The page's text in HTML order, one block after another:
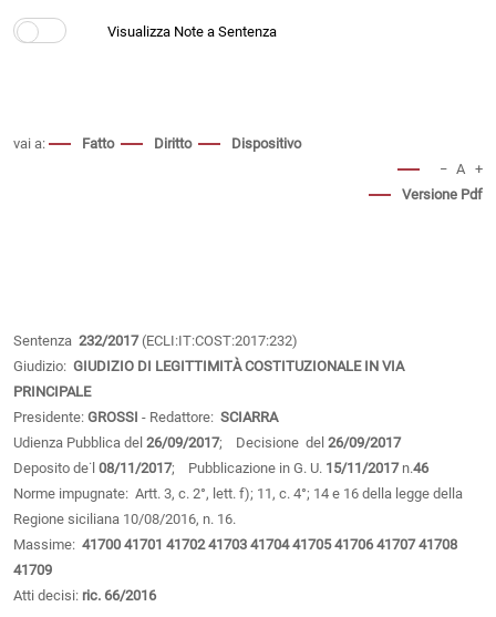
vai a: Fatto Diritto
Dispositivo
− A +
Versione Pdf
Sentenza 232/2017(ECLI:IT:COST:2017:232)
Giudizio: GIUDIZIO DI LEGITTIMITÀ COSTITUZIONALE IN VIA
PRINCIPALE
Presidente: GROSSI - Redattore: SCIARRA
Udienza Pubblica del 26/09/2017; Decisione del 26/09/2017
Deposito de˙l 08/11/2017; Pubblicazione in G. U. 15/11/2017n.46
Norme impugnate: Artt. 3, c. 2°, lett. f); 11, c. 4°; 14 e 16 della legge della
Regione siciliana 10/08/2016, n. 16.
Massime: 41700 41701 41702 41703 41704 41705 41706 41707 41708
41709
Atti decisi: ric. 66/2016